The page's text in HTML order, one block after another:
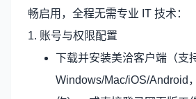
畅启用，全程无需专业 IT 技术：
1. 账号与权限配置
下载并安装美洽客户端（支
Windows/Mac/iOS/Android